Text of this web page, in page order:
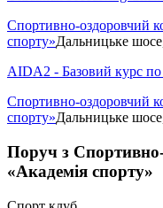
Спортивно-оздоровчий
спорту»Дальницьке
AIDA2 - Базовий курс по
Спортивно-оздоровчий
спорту»Дальницьке
Поруч з
«Академія спорту»